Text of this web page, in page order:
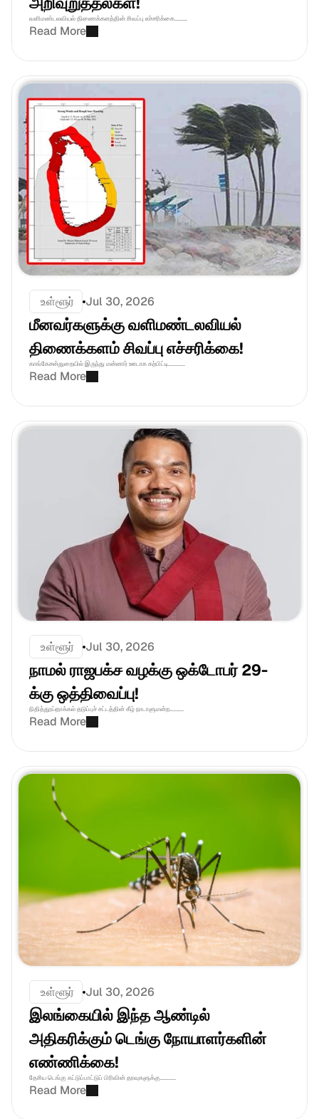
வளிமண்டலவியல் திணைக்களத்தின் சிவப்பு எச்சரிக்கை.........
Read More
உள்ளூர் Jul 30, 2026
மீனவர்களுக்கு வளிமண்டலவியல்
திணைக்களம் சிவப்பு எச்சரிக்கை!
காங்கேசன்துறையில் இருந்து மன்னார் ஊடாக கற்பிட்டி............
Read More
உள்ளூர் Jul 30, 2026
நாமல் ராஜபக்ச வழக்கு ஒக்டோபர் 29-
க்கு ஒத்திவைப்பு!
நிதித்தூய்தாக்கல் தடுப்புச் சட்டத்தின் கீழ் நாடாளுமன்ற..........
Read More
உள்ளூர் Jul 30, 2026
இலங்கையில் இந்த ஆண்டில்
அதிகரிக்கும் டெங்கு நோயாளர்களின்
எண்ணிக்கை!
தேசிய டெங்கு கட்டுப்பாட்டுப் பிரிவின் தரவுகளுக்கு...........
Read More